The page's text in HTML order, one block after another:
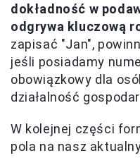
dokładność w
odgrywa kluczową
zapisać "Jan",
jeśli posiadamy
obowiązkowy dla
działalność
W kolejnej części
pola na nasz